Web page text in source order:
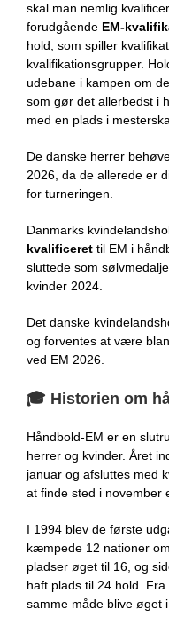
skal man nemlig
forudgående EM-
hold, som spiller
kvalifikationsgrupper.
udebane i kampen om
som gør det allerbedst i
med en plads i
De danske herrer
2026, da de allerede er
for turneringen.
Danmarks
kvalificerettil EM i
sluttede som
kvinder 2024.
Det danske
og forventes at være
ved EM 2026.
🎓 Historien om
Håndbold-EM er en
herrer og kvinder. Året
januar og afsluttes med
at finde sted i november
I 1994 blev de første
kæmpede 12 nationer
pladser øget til 16, og
haft plads til 24 hold.
samme måde blive øget